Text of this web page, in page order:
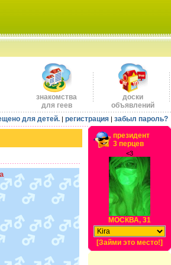
знакомства
для геев
доски
объявлений
для детей. | регистрация | забыл пароль?
президент
3 перцев
<3
МОСКВА, 31
[Займи это место!]